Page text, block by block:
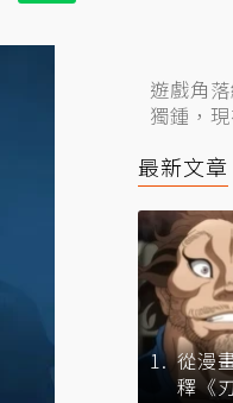
遊戲角
獨鍾，
最新文章
從漫
釋《